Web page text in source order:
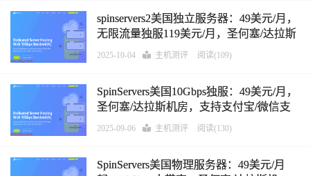
spinservers2美国独立服务器：49美元/月，
无限流量独服119美元/月，圣何塞/达拉斯
机房，支持支付宝/微信支付/Paypal
2025-10-04 主机测评 阅读(109)
SpinServers美国10Gbps独服：49美元/月，
圣何塞/达拉斯机房，支持支付宝/微信支
2025-09-06 主机测评 阅读(130)
SpinServers美国物理服务器：49美元/月